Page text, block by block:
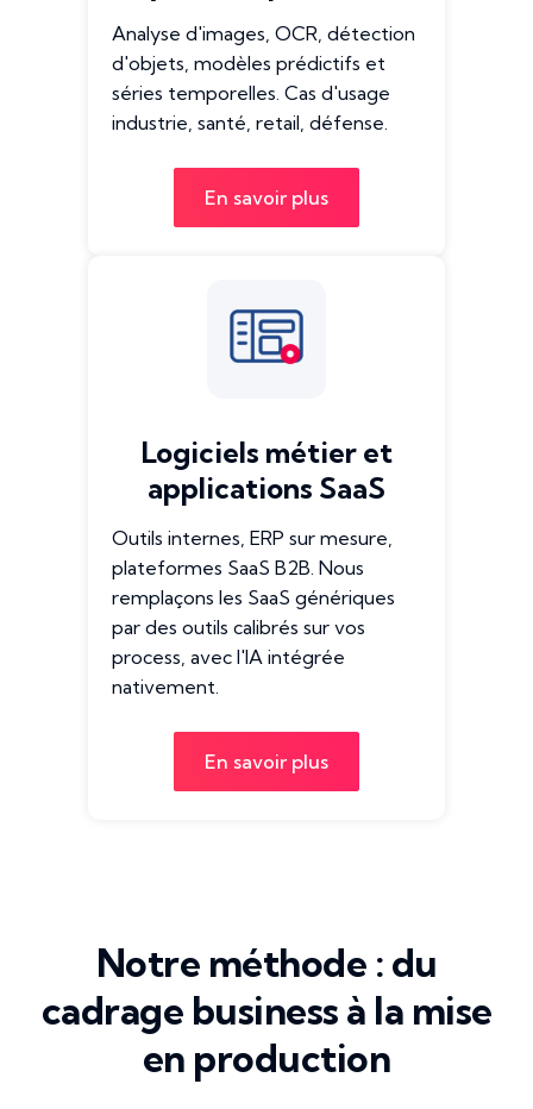
Analyse d'images, OCR, détection
d'objets, modèles prédictifs et
séries temporelles. Cas d'usage
industrie, santé, retail, défense.
En savoir plus
Logiciels métier et
applications SaaS
Outils internes, ERP sur mesure,
plateformes SaaS B2B. Nous
remplaçons les SaaS génériques
par des outils calibrés sur vos
process, avec l'IA intégrée
nativement.
En savoir plus
Notre méthode : du
cadrage business à la mise
en production